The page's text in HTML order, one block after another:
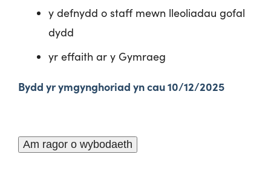
y defnydd o staff mewn lleoliadau gofal
dydd
yr effaith ar y Gymraeg
Bydd yr ymgynghoriad yn cau 10/12/2025
Am ragor o wybodaeth